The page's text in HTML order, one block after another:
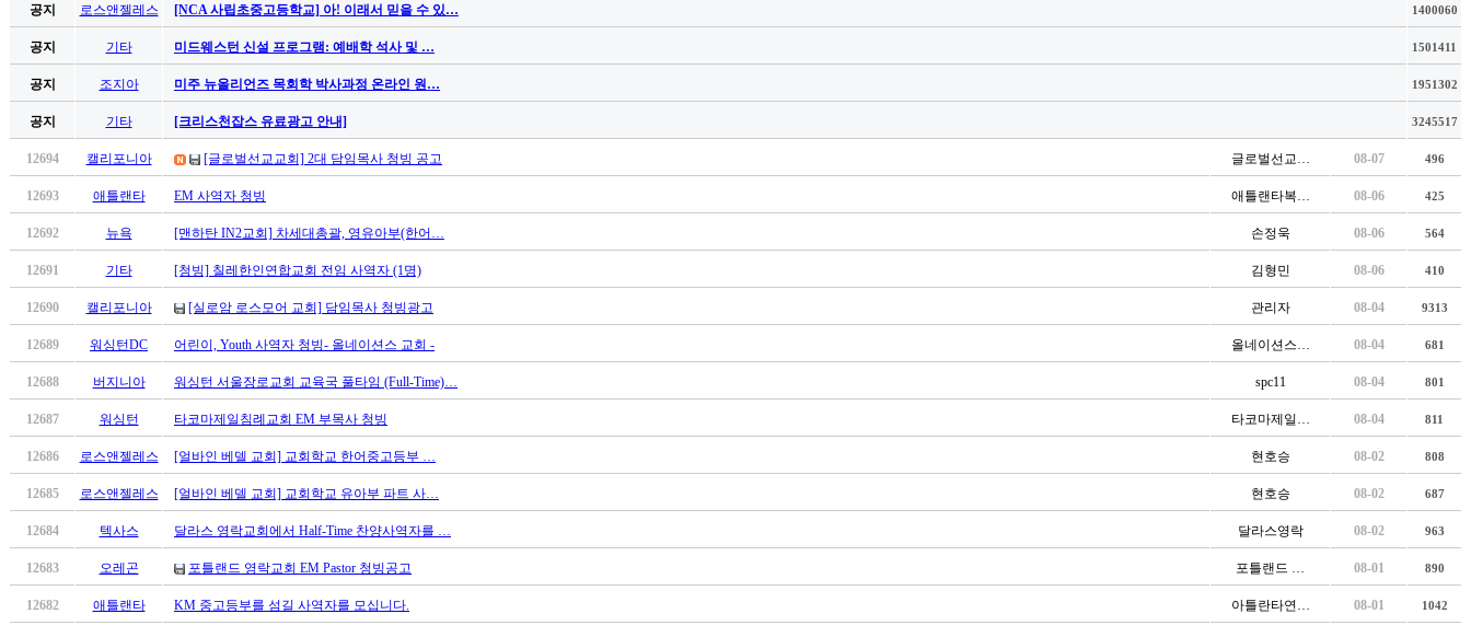
휴
료
어
시
스
가
발
진
탑-
시
공지 로스앤젤레스 [NCA 사립초중고등학교] 아! 이래서 믿을 수 있… 1400060
공지 기타 미드웨스턴 신설 프로그램: 예배학 석사 및 … 1501411
공지 조지아 미주 뉴올리언즈 목회학 박사과정 온라인 원… 1951302
공지 기타 [크리스천잡스 유료광고 안내] 3245517
12694 캘리포니아 [글로벌선교교회] 2대 담임목사 청빙 공고 글로벌선교… 08-07 496
12693 애틀랜타 EM 사역자 청빙 애틀랜타복… 08-06 425
12692 뉴욕 [맨하탄 IN2교회] 차세대총괄, 영유아부(한어… 손정욱 08-06 564
12691 기타 [청빙] 칠레한인연합교회 전임 사역자 (1명) 김형민 08-06 410
12690 캘리포니아 [실로암 로스모어 교회] 담임목사 청빙광고 관리자 08-04 9313
12689 워싱턴DC 어린이, Youth 사역자 청빙- 올네이션스 교회 - 올네이션스… 08-04 681
12688 버지니아 워싱턴 서울장로교회 교육국 풀타임 (Full-Time)… spc11 08-04 801
12687 워싱턴 타코마제일침례교회 EM 부목사 청빙 타코마제일… 08-04 811
12686 로스앤젤레스 [얼바인 베델 교회] 교회학교 한어중고등부 … 현호승 08-02 808
12685 로스앤젤레스 [얼바인 베델 교회] 교회학교 유아부 파트 사… 현호승 08-02 687
12684 텍사스 달라스 영락교회에서 Half-Time 찬양사역자를 … 달라스영락 08-02 963
12683 오레곤 포틀랜드 영락교회 EM Pastor 청빙공고 포틀랜드 … 08-01 890
12682 애틀랜타 KM 중고등부를 섬길 사역자를 모십니다. 아틀란타연… 08-01 1042